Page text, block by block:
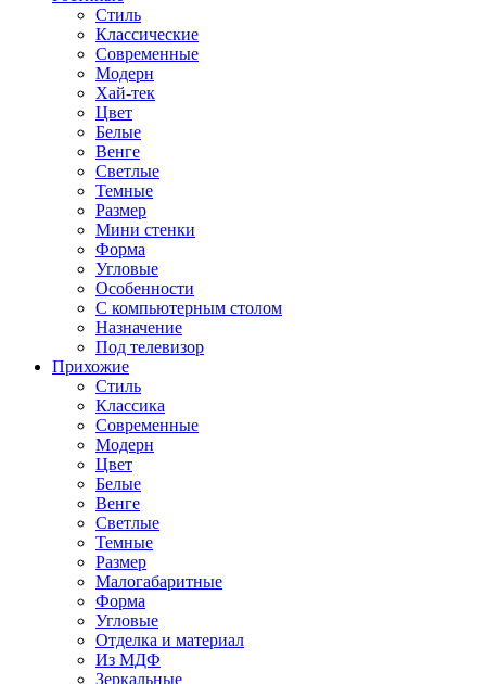
Стиль
Классические
Современные
Модерн
Хай-тек
Цвет
Белые
Венге
Светлые
Темные
Размер
Мини стенки
Форма
Угловые
Особенности
С компьютерным столом
Назначение
Под телевизор
Прихожие
Стиль
Классика
Современные
Модерн
Цвет
Белые
Венге
Светлые
Темные
Размер
Малогабаритные
Форма
Угловые
Отделка и материал
Из МДФ
Зеркальные